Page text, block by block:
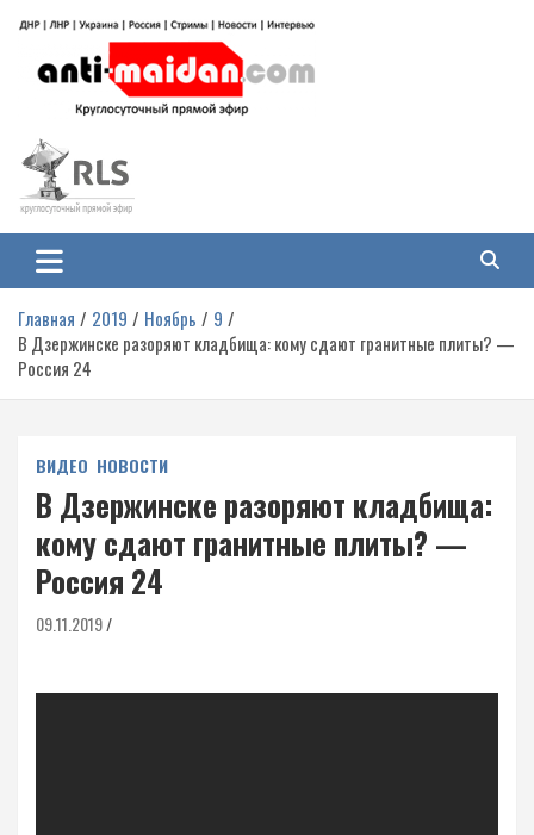
содержимому
Антимайдан: Гражданская война
на Украине
гражданской войне на Украине, включая события в Новороссии, ДНР,
ЛНР и других регионах.
Главная 2019 Ноябрь
9
В Дзержинске разоряют кладбища: кому сдают гранитные плиты? —
Россия 24
ВИДЕО НОВОСТИ
В Дзержинске разоряют кладбища:
кому сдают гранитные плиты? —
Россия 24
09.11.2019